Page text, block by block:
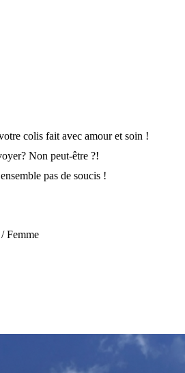
colis fait avec amour et soin !
Non peut-être ?!
pas de soucis !
Femme